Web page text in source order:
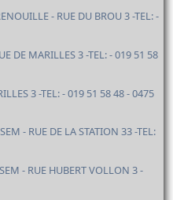
- RUE DU BROU 3 -TEL: -
DE MARILLES 3 -TEL: - 019 51 58
3 -TEL: - 019 51 58 48 - 0475
- RUE DE LA STATION 33 -TEL:
- RUE HUBERT VOLLON 3 -